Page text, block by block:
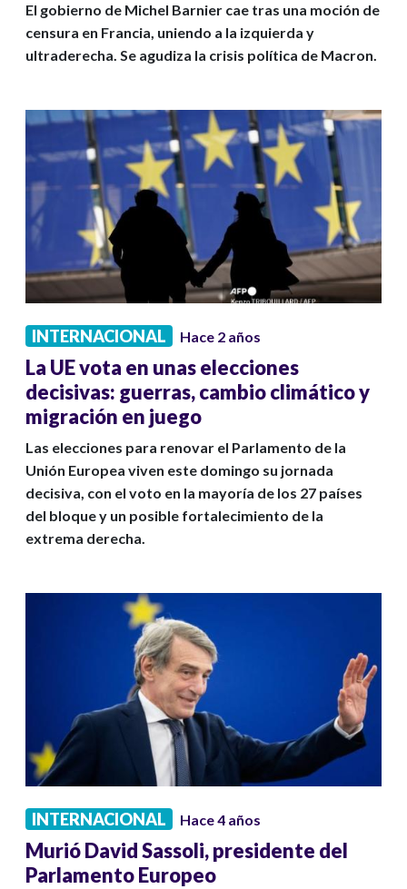
El gobierno de Michel Barnier cae tras una moción de
censura en Francia, uniendo a la izquierda y
ultraderecha. Se agudiza la crisis política de Macron.
INTERNACIONAL Hace 2 años
La UE vota en unas elecciones
decisivas: guerras, cambio climático y
migración en juego
Las elecciones para renovar el Parlamento de la
Unión Europea viven este domingo su jornada
decisiva, con el voto en la mayoría de los 27 países
del bloque y un posible fortalecimiento de la
extrema derecha.
INTERNACIONAL Hace 4 años
Murió David Sassoli, presidente del
Parlamento Europeo